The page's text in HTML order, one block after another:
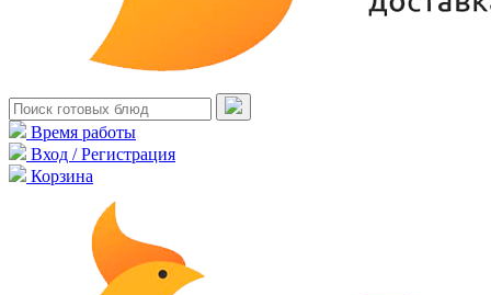
Время работы
Вход / Регистрация
Корзина